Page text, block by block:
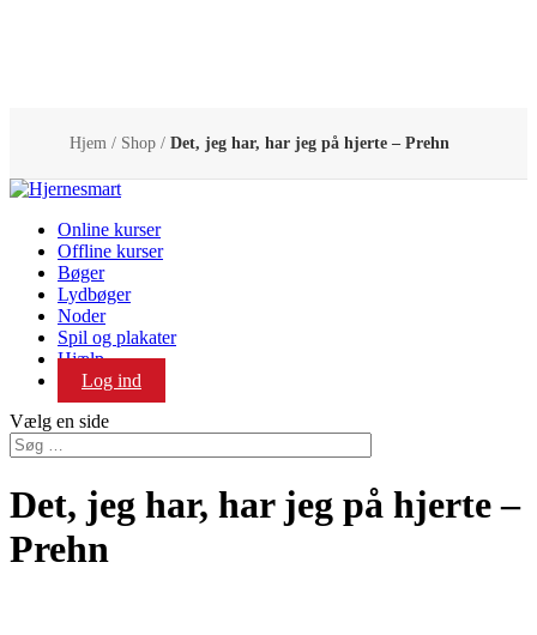
Hjem / Shop / Det, jeg har, har jeg på hjerte – Prehn
Online kurser
Offline kurser
Bøger
Lydbøger
Noder
Spil og plakater
Hjælp
Log ind
Vælg en side
Det, jeg har, har jeg på hjerte –
Prehn